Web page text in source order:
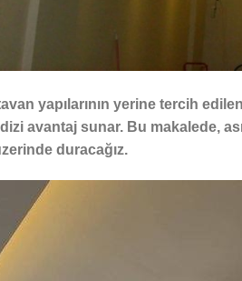
yapılarının yerine tercih
dizi avantaj sunar. Bu makalede,
duracağız.